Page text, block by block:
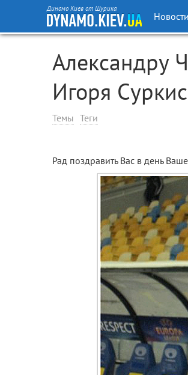
Динамо Киев от Шурика
Новости
Александру
Игоря
Темы Теги
Рад поздравить Вас в день